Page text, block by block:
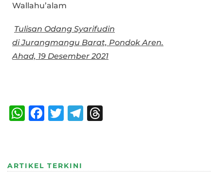
Wallahu’alam
Tulisan Odang Syarifudin
di Jurangmangu Barat, Pondok Aren.
Ahad, 19 Desember 2021
W
s
F
e
T
te
T
ARTIKEL TERKINI